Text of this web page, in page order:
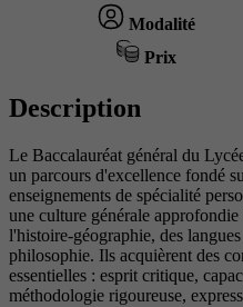
Modalité
Prix
Description
Le Baccalauréat général du
un parcours d'excellence fondé
enseignements de spécialité
une culture générale
l'histoire-géographie, des
philosophie. Ils acquièrent des
essentielles : esprit critique,
méthodologie rigoureuse,